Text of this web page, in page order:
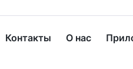
Контакты О нас